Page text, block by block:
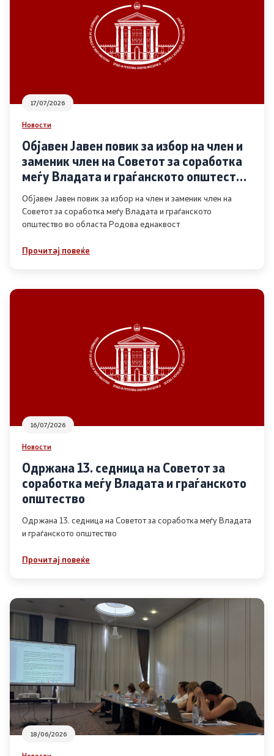
Основање на здружение
Дијалог меѓу Владата и граѓанскиот сектор
Отворени денови за иницијативи на граѓанските
организации
Финансиска поддршка
Извештаи
Список на ОЈИ
Контакт
Контакт
Линкови
Изјава за пристапност
Со еден клик до сите услуги
17/07/2026
Новости
Објавен Јавен повик за избор на член и
заменик член на Советот за соработка
меѓу Владата и граѓанското општество
во областа Родова еднаквост
Објавен Јавен повик за избор на член и заменик член на
Советот за соработка меѓу Владата и граѓанското
општество во областа Родова еднаквост
Прочитај повеќе
16/07/2026
Новости
Одржана 13. седница на Советот за
соработка меѓу Владата и граѓанското
општество
Одржана 13. седница на Советот за соработка меѓу Владата
и граѓанското општество
Прочитај повеќе
18/06/2026